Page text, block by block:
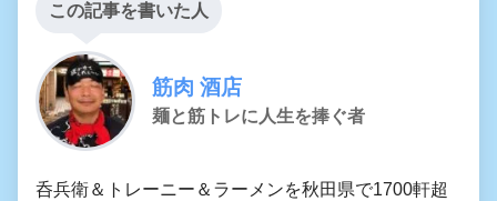
この記事を書いた人
筋肉 酒店
麺と筋トレに人生を捧ぐ者
呑兵衛＆トレーニー＆ラーメンを秋田県で1700軒超